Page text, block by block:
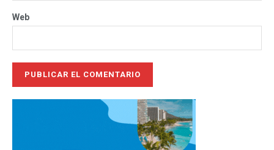
Web